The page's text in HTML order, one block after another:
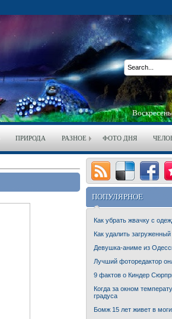
ПРИРОДА РАЗНОЕ ФОТО ДНЯ
ПОПУЛЯРНОЕ
Как убрать жвачку с
Как удалить
Девушка-аниме из
Лучший фоторедактор
9 фактов о Киндер
Когда за окном
градуса
Бомж 15 лет живет в